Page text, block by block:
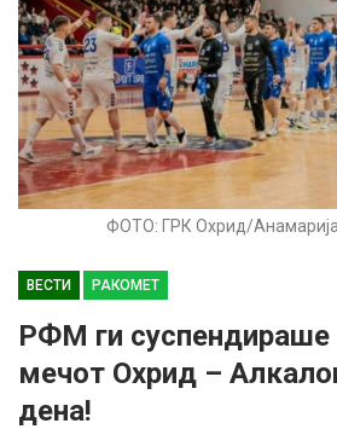
ФОТО: ГРК Охрид/
ВЕСТИ РАКОМЕТ
РФМ ги суспендираше
мечот Охрид –
дена!